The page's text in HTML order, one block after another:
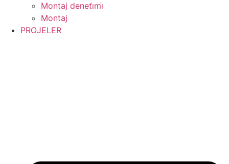
Montaj deneti̇mi̇
Montaj
PROJELER